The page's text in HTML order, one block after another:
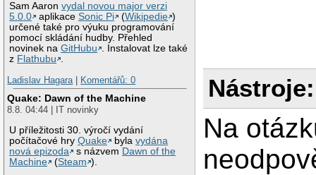
Sam Aaronvydal novou major verzi
5.0.0
aplikaceSonic Pi (Wikipedie )
určené také pro výuku programování
pomocí skládání hudby. Přehled
novinek naGitHubu . Instalovat lze také
z Flathubu .
Ladislav Hagara | Komentářů: 0
Quake: Dawn of the Machine
8.8. 04:44 | IT novinky
U příležitosti 30. výročí vydání
počítačové hryQuake bylavydána
nová epizoda
s názvem Dawn of the
Machine
(Steam ).
Nástroje:
Na